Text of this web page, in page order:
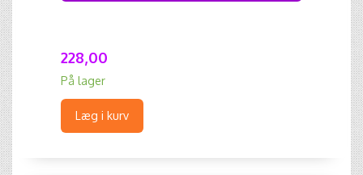
228,00
På lager
Læg i kurv